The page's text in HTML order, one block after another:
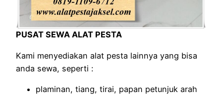
PUSAT SEWA ALAT PESTA
Kami menyediakan alat pesta lainnya yang bisa
anda sewa, seperti :
plaminan, tiang, tirai, papan petunjuk arah